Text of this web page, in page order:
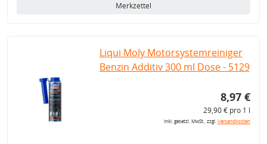
Merkzettel
Liqui Moly Motorsystemreiniger
Benzin Additiv 300 ml Dose - 5129
8,97 €
29,90 € pro 1 l
inkl. gesetzl. MwSt., zzgl.Versandkosten